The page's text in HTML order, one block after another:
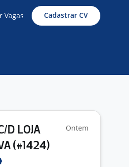
Vagas Cadastrar CV
D LOJA
(#1424)
Ontem